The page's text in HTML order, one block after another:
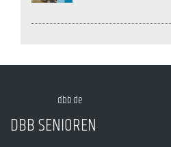
dbb.de
DBB SENIOREN